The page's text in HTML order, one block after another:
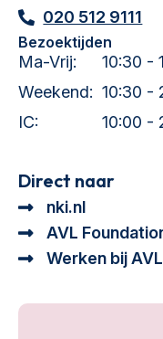
020 512 9111
Bezoektijden
Ma-Vrij:
10:30 -
Weekend: 10:30 -
IC:
10:00 -
Direct naar
nki.nl
AVL
Werken bij AVL